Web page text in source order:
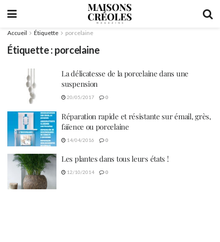
Accueil Étiquette porcelaine
Étiquette : porcelaine
La délicatesse de la porcelaine dans une
suspension
20/05/2017 0
Réparation rapide et résistante sur émail, grès,
faïence ou porcelaine
14/04/2016 0
Les plantes dans tous leurs états !
12/10/2014 0